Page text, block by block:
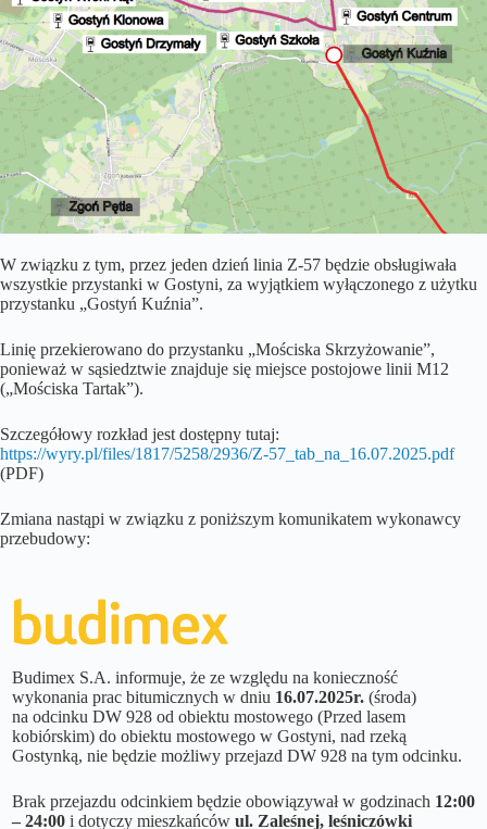
W związku z tym, przez jeden dzień linia Z-57 będzie obsługiwała
wszystkie przystanki w Gostyni, za wyjątkiem wyłączonego z użytku
przystanku „Gostyń Kuźnia”.
Linię przekierowano do przystanku „Mościska Skrzyżowanie”,
ponieważ w sąsiedztwie znajduje się miejsce postojowe linii M12
(„Mościska Tartak”).
Szczegółowy rozkład jest dostępny tutaj:
https://wyry.pl/files/1817/5258/2936/Z-57_tab_na_16.07.2025.pdf
(PDF)
Zmiana nastąpi w związku z poniższym komunikatem wykonawcy
przebudowy:
Budimex S.A. informuje, że ze względu na konieczność
wykonania prac bitumicznych w dniu 16.07.2025r.(środa)
na odcinku DW 928 od obiektu mostowego (Przed lasem
kobiórskim) do obiektu mostowego w Gostyni, nad rzeką
Gostynką, nie będzie możliwy przejazd DW 928 na tym odcinku.
Brak przejazdu odcinkiem będzie obowiązywał w godzinach 12:00
– 24:00i dotyczy mieszkańców ul. Zaleśnej, leśniczówki